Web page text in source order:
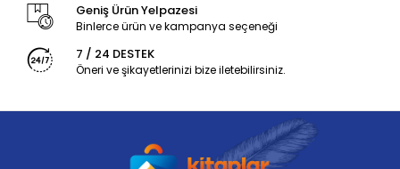
Geniş Ürün Yelpazesi
Binlerce ürün ve kampanya seçeneği
7 / 24 DESTEK
Öneri ve şikayetlerinizi bize iletebilirsiniz.